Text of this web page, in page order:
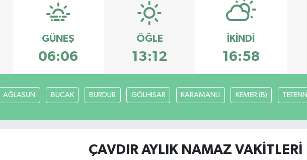
GÜNEŞ
06:06
ÖĞLE
13:12
İKINDI
16:58
AĞLASUN BUCAK BURDUR GÖLHİSAR KARAMANLI KEMER (B) TEFENNİ
ÇAVDIR AYLIK NAMAZ VAKITLERI